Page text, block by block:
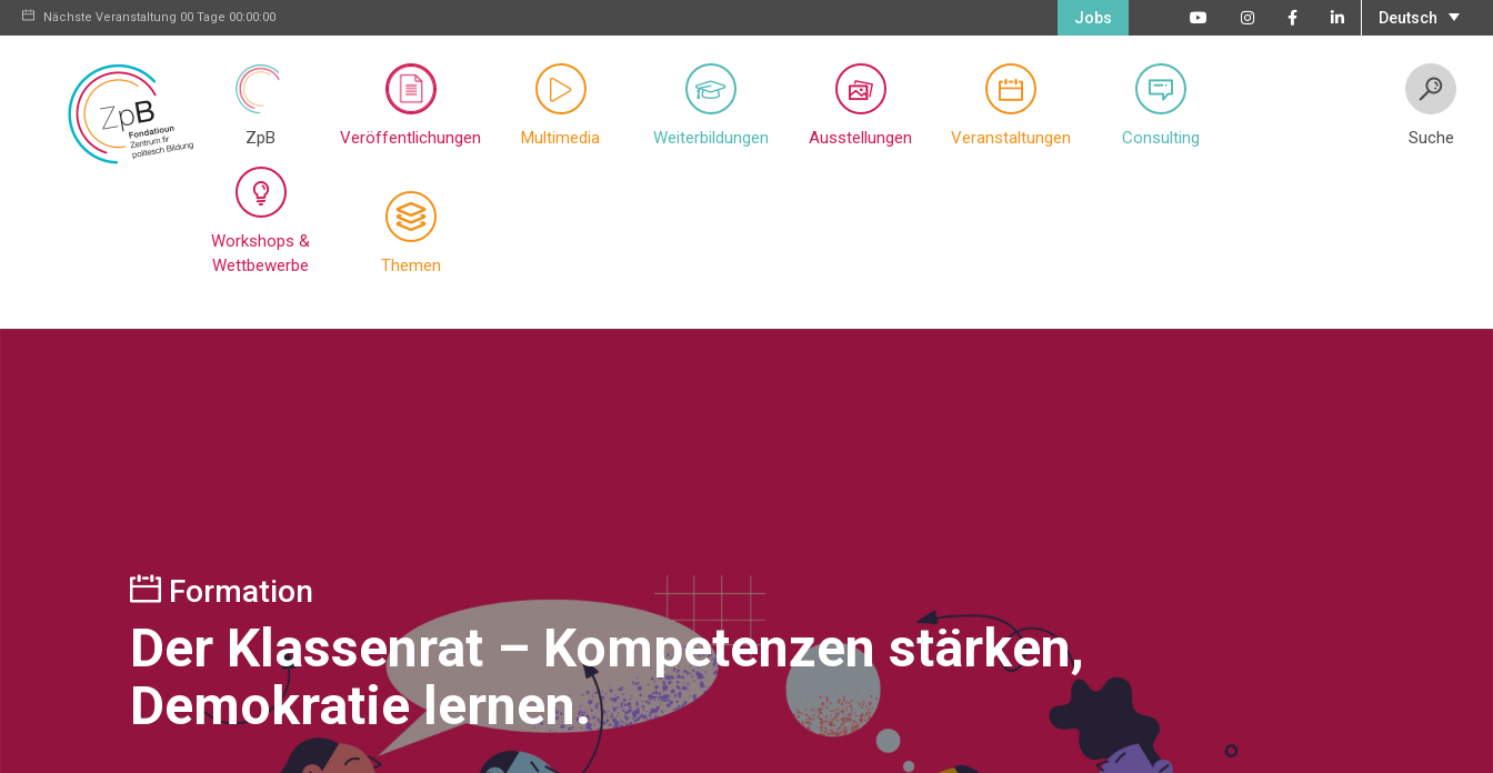
Nächste Veranstaltung 00 Tage 00:00:00 Deutsch
Jobs
ZpB Veröffentlichungen Multimedia Weiterbildungen Ausstellungen Veranstaltungen Consulting
Workshops &
Wettbewerbe
Themen
Suche
Formation
Der Klassenrat – Kompetenzen stärken,
Demokratie lernen.